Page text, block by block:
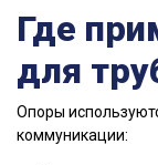
Где
для
Опоры
коммуникации: